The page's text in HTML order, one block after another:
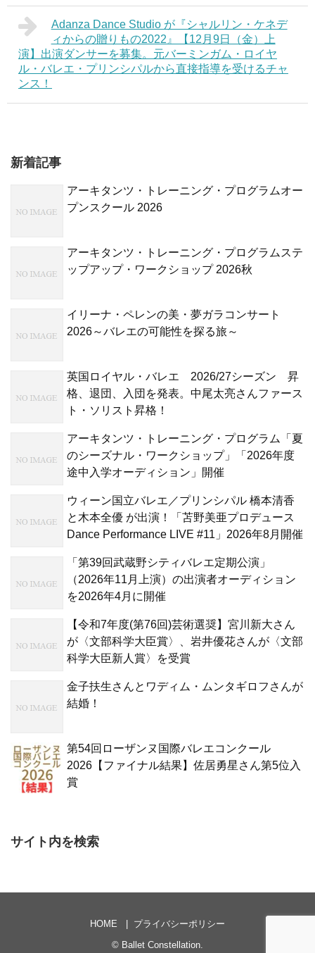
Adanza Dance Studio が『シャルリン・ケネデ
ィからの贈りもの2022』【12月9日（金）上
演】出演ダンサーを募集。元バーミンガム・ロイヤ
ル・バレエ・プリンシパルから直接指導を受けるチャ
ンス！
新着記事
アーキタンツ・トレーニング・プログラムオー
プンスクール 2026
アーキタンツ・トレーニング・プログラムステ
ップアップ・ワークショップ 2026秋
イリーナ・ペレンの美・夢ガラコンサート
2026～バレエの可能性を探る旅～
英国ロイヤル・バレエ 2026/27シーズン 昇
格、退団、入団を発表。中尾太亮さんファース
ト・ソリスト昇格！
アーキタンツ・トレーニング・プログラム「夏
のシーズナル・ワークショップ」「2026年度
途中入学オーディション」開催
ウィーン国立バレエ／プリンシパル 橋本清香
と木本全優 が出演！「苫野美亜プロデュース
Dance Performance LIVE #11」2026年8月開催
「第39回武蔵野シティバレエ定期公演」
（2026年11月上演）の出演者オーディション
を2026年4月に開催
【令和7年度(第76回)芸術選奨】宮川新大さん
が〈文部科学大臣賞〉、岩井優花さんが〈文部
科学大臣新人賞〉を受賞
金子扶生さんとワディム・ムンタギロフさんが
結婚！
第54回ローザンヌ国際バレエコンクール
2026【ファイナル結果】佐居勇星さん第5位入
賞
サイト内を検索
HOME
プライバシーポリシー
© Ballet Constellation.